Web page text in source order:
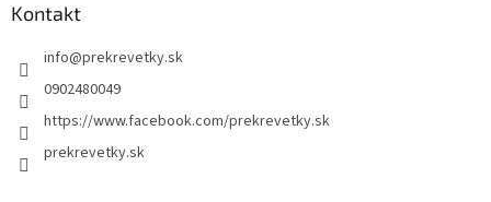
Kontakt
info@prekrevetky.sk
0902480049
https://www.facebook.com/prekrevetky.sk
prekrevetky.sk